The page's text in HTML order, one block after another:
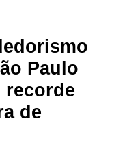
Paulo
recorde
de